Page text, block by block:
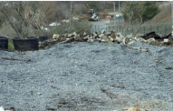
KEMERBURGAZ
KÜLTÜR - SANAT